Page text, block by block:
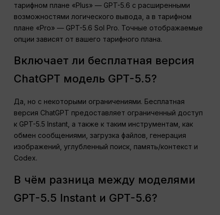
тарифном плане «Plus» — GPT-5.6 с расширенными
возможностями логического вывода, а в тарифном
плане «Pro» — GPT-5.6 Sol Pro. Точные отображаемые
опции зависят от вашего тарифного плана.
Включает ли бесплатная версия
ChatGPT модель GPT-5.5?
Да, но с некоторыми ограничениями. Бесплатная
версия ChatGPT предоставляет ограниченный доступ
к GPT-5.5 Instant, а также к таким инструментам, как
обмен сообщениями, загрузка файлов, генерация
изображений, углубленный поиск, память/контекст и
Codex.
В чём разница между моделями
GPT-5.5 Instant и GPT-5.6?